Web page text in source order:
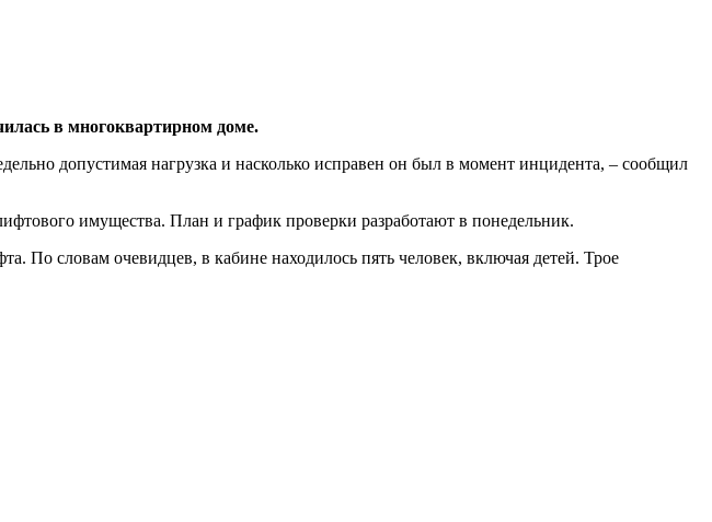
в многоквартирном доме.
допустимая нагрузка и насколько исправен он был в момент инцидента, – сообщил
имущества. План и график проверки разработают в понедельник.
По словам очевидцев, в кабине находилось пять человек, включая детей. Трое